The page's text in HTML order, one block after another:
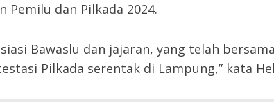
Pemilu dan Pilkada 2024.
Bawaslu dan jajaran, yang telah
Pilkada serentak di Lampung,” kata